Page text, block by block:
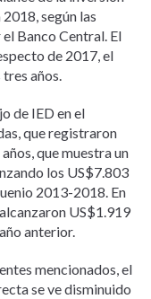
según las
Banco Central. El
de 2017, el
años.
de IED en el
que registraron
que muestra un
los US$7.803
2013-2018. En
US$1.919
anterior.
mencionados, el
se ve disminuido